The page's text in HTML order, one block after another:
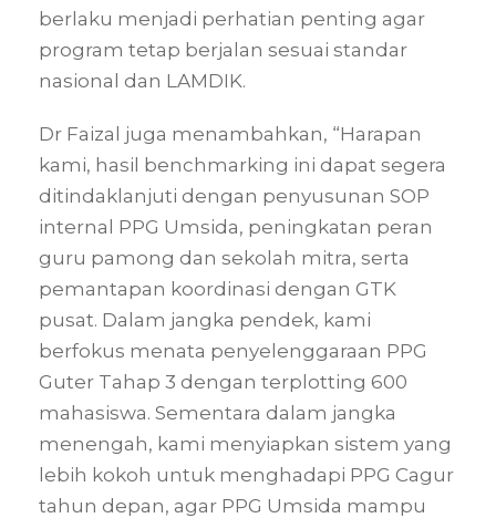
berlaku menjadi perhatian penting agar
program tetap berjalan sesuai standar
nasional dan LAMDIK.
Dr Faizal juga menambahkan, “Harapan
kami, hasil benchmarking ini dapat segera
ditindaklanjuti dengan penyusunan SOP
internal PPG Umsida, peningkatan peran
guru pamong dan sekolah mitra, serta
pemantapan koordinasi dengan GTK
pusat. Dalam jangka pendek, kami
berfokus menata penyelenggaraan PPG
Guter Tahap 3 dengan terplotting 600
mahasiswa. Sementara dalam jangka
menengah, kami menyiapkan sistem yang
lebih kokoh untuk menghadapi PPG Cagur
tahun depan, agar PPG Umsida mampu